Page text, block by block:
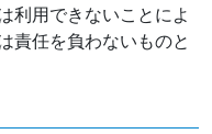
利用できないことによ
責任を負わないものと